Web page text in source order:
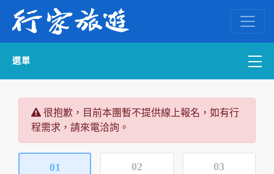
選單
國內外訂房
自組一團
中南部出發
很抱歉，目前本團暫不提供線上報名，如有行
程需求，請來電洽詢。
01 02 03